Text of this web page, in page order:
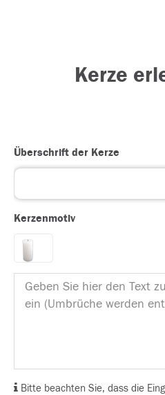
Kerze
Überschrift der Kerze
Kerzenmotiv
Bitte beachten Sie, dass die